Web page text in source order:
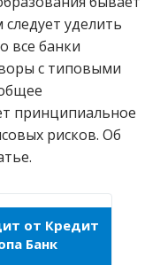
уделить
все банки
с типовыми
принципиальное
рисков. Об
от Кредит
Банк